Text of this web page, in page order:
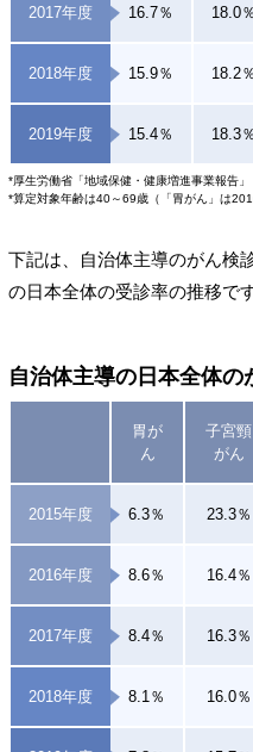
2017年度 16.7％ 18.0％
2018年度 15.9％ 18.2％
2019年度 15.4％ 18.3％
*厚生労働省「地域保健・健康増進事業報告
*算定対象年齢は40～69歳（「胃がん」は
下記は、自治体主導のがん検
の日本全体の受診率の推移です
自治体主導の日本全体の
胃が
ん
子宮頸
がん
2015年度 6.3％ 23.3％
2016年度 8.6％ 16.4％
2017年度 8.4％ 16.3％
2018年度 8.1％ 16.0％